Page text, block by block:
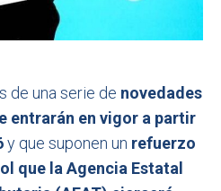
de una serie de novedades
entrarán en vigor a partir
y que suponen un refuerzo
que la Agencia Estatal